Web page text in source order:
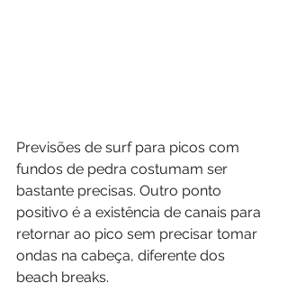
Previsões de surf para picos com
fundos de pedra costumam ser
bastante precisas. Outro ponto
positivo é a existência de canais para
retornar ao pico sem precisar tomar
ondas na cabeça, diferente dos
beach breaks.